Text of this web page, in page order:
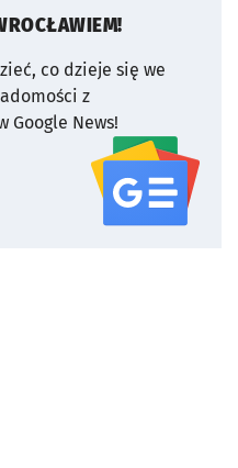
co dzieje się we
z
Google News!
serwisu